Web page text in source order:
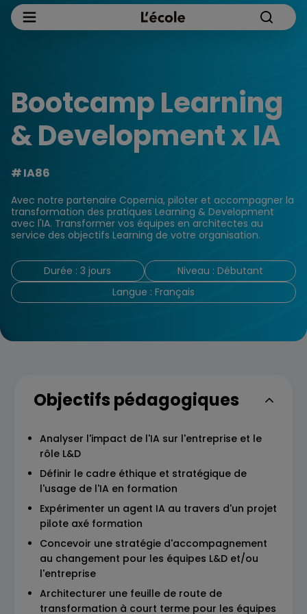
Bootcamp Learning
& Development x IA
IA86
Avec notre partenaire Copernia, piloter et accompagner la
transformation des pratiques Learning & Development
avec l'IA. Transformer vos équipes en architectes au
service des objectifs Learning de votre organisation.
Durée : 3 jours
Niveau : Débutant
Langue : Français
Objectifs pédagogiques
Analyser l'impact de l'IA sur l'entreprise et le
rôle L&D
Définir le cadre éthique et stratégique de
l'usage de l'IA en formation
Expérimenter un agent IA au travers d'un projet
pilote axé formation
Concevoir une stratégie d'accompagnement
au changement pour les équipes L&D et/ou
l'entreprise
Architecturer une feuille de route de
transformation à court terme pour les équipes